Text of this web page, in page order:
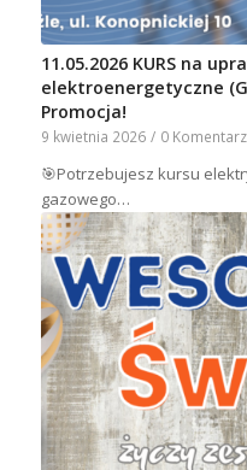
11.05.2026 KURS na
elektroenergetyczne
Promocja!
9 kwietnia 2026 / 0
🎯Potrzebujesz kursu
gazowego…